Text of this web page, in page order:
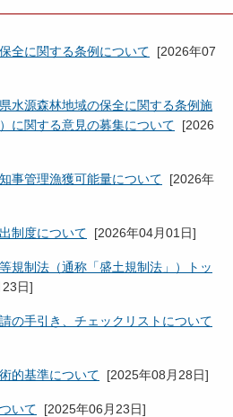
全に関する条例について [2026年07
水源森林地域の保全に関する条例施
に関する意見の募集について [2026
事管理漁獲可能量について [2026年
制度について [2026年04月01日]
規制法（通称「盛土規制法」）トッ
日]
の手引き、チェックリストについて
的基準について [2025年08月28日]
いて [2025年06月23日]